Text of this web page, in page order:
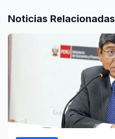
Noticias Relacionadas